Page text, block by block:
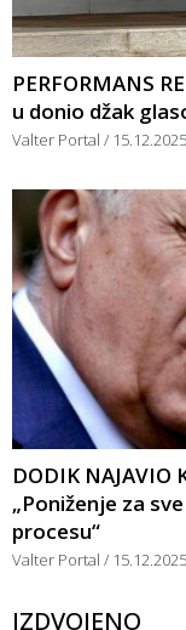
PERFORMANS
u donio džak
Valter Portal 15.12.2025
DODIK NAJAVIO
„Poniženje za
procesu“
Valter Portal 15.12.2025
IZDVOJENO